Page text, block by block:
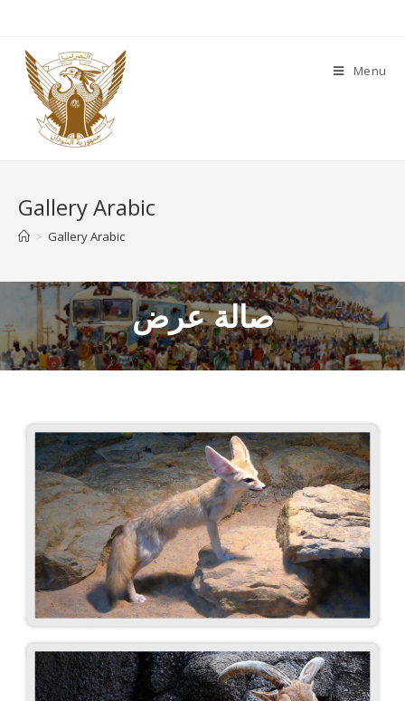
Menu
Gallery Arabic
> Gallery Arabic
صالة عرض